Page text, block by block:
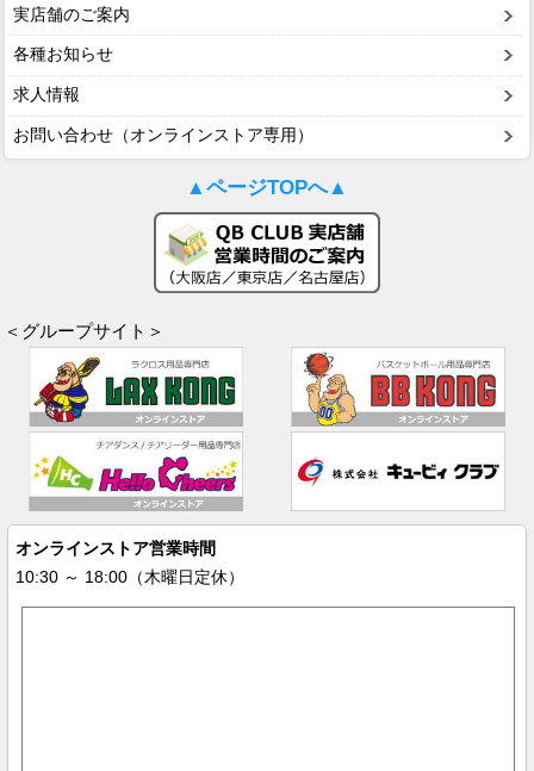
実店舗のご案内
各種お知らせ
求人情報
お問い合わせ（オンラインストア専用）
▲ページTOPへ▲
＜グループサイト＞
オンラインストア営業時間
10:30 ～ 18:00（木曜日定休）